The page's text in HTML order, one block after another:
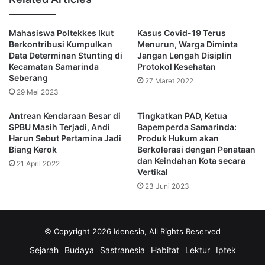
Tanaman hias juga telah ditanam di median jalan,
pedestrian tersebut.
Manalu menyoroti pentingnya penyediaan layanan
angkutan umum sebagai alternatif transportasi bagi
pengunjung.
“Dengan adanya layanan angkutan umum yang memadai,
diharapkan masyarakat akan lebih memilih untuk
menggunakan transportasi publik saat berkunjung ke Citra
Niaga, mengurangi ketergantungan pada kendaraan
Meskipun revitalisasi Citra Niaga masih dalam proses,
langkah-langkah konkret telah diambil untuk mengatasi
pengunjung.
Mahasiswa Poltekkes Ikut
Berkontribusi Kumpulkan
Data Determinan Stunting di
Kecamatan Samarinda
Seberang
29 Mei 2023
Kasus Covid-19 Terus
Menurun, Warga Diminta
Jangan Lengah Disiplin
Protokol Kesehatan
27 Maret 2022
Antrean Kendaraan Besar di
SPBU Masih Terjadi, Andi
Harun Sebut Pertamina Jadi
Biang Kerok
21 April 2022
Tingkatkan PAD, Ketua
Bapemperda Samarinda:
Produk Hukum akan
Berkolerasi dengan Penataan
dan Keindahan Kota secara
Vertikal
23 Juni 2023
© Copyright 2026 Idenesia, All Rights Reserved
Sejarah Budaya Sastranesia Habitat Lektur
Iptek